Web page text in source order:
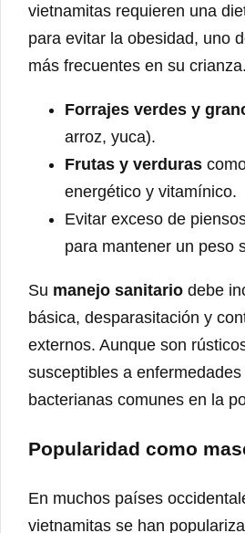
vietnamitas requieren una
para evitar la obesidad, uno
más frecuentes en su
Forrajes verdes y
arroz, yuca).
Frutas y verduras
energético y vitamínico.
Evitar exceso de
para mantener un peso
Su manejo sanitario debe
básica, desparasitación y
externos. Aunque son
susceptibles a
bacterianas comunes en la
Popularidad como
En muchos países
vietnamitas se han